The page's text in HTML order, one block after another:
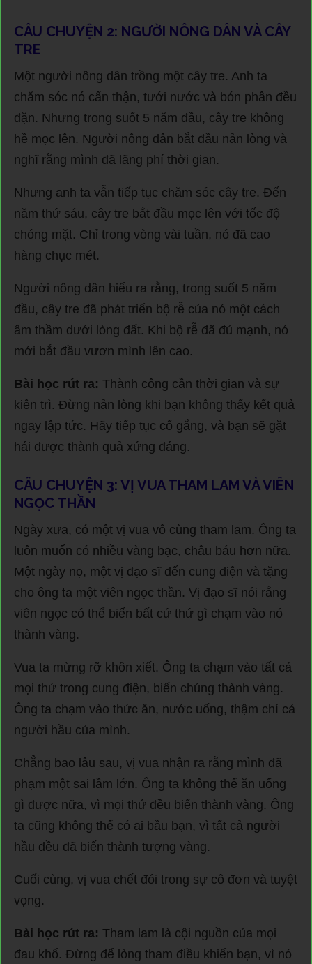
CÂU CHUYỆN 2: NGƯỜI NÔNG DÂN VÀ CÂY
TRE
Một người nông dân trồng một cây tre. Anh ta
chăm sóc nó cẩn thận, tưới nước và bón phân đều
đặn. Nhưng trong suốt 5 năm đầu, cây tre không
hề mọc lên. Người nông dân bắt đầu nản lòng và
nghĩ rằng mình đã lãng phí thời gian.
Nhưng anh ta vẫn tiếp tục chăm sóc cây tre. Đến
năm thứ sáu, cây tre bắt đầu mọc lên với tốc độ
chóng mặt. Chỉ trong vòng vài tuần, nó đã cao
hàng chục mét.
Người nông dân hiểu ra rằng, trong suốt 5 năm
đầu, cây tre đã phát triển bộ rễ của nó một cách
âm thầm dưới lòng đất. Khi bộ rễ đã đủ mạnh, nó
mới bắt đầu vươn mình lên cao.
Bài học rút ra: Thành công cần thời gian và sự
kiên trì. Đừng nản lòng khi bạn không thấy kết quả
ngay lập tức. Hãy tiếp tục cố gắng, và bạn sẽ gặt
hái được thành quả xứng đáng.
CÂU CHUYỆN 3: VỊ VUA THAM LAM VÀ VIÊN
NGỌC THẦN
Ngày xưa, có một vị vua vô cùng tham lam. Ông ta
luôn muốn có nhiều vàng bạc, châu báu hơn nữa.
Một ngày nọ, một vị đạo sĩ đến cung điện và tặng
cho ông ta một viên ngọc thần. Vị đạo sĩ nói rằng
viên ngọc có thể biến bất cứ thứ gì chạm vào nó
thành vàng.
Vua ta mừng rỡ khôn xiết. Ông ta chạm vào tất cả
mọi thứ trong cung điện, biến chúng thành vàng.
Ông ta chạm vào thức ăn, nước uống, thậm chí cả
người hầu của mình.
Chẳng bao lâu sau, vị vua nhận ra rằng mình đã
phạm một sai lầm lớn. Ông ta không thể ăn uống
gì được nữa, vì mọi thứ đều biến thành vàng. Ông
ta cũng không thể có ai bầu bạn, vì tất cả người
hầu đều đã biến thành tượng vàng.
Cuối cùng, vị vua chết đói trong sự cô đơn và tuyệt
vọng.
Bài học rút ra: Tham lam là cội nguồn của mọi
đau khổ. Đừng để lòng tham điều khiển bạn, vì nó